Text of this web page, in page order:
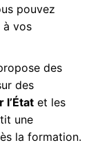
pouvez
à vos
des
des
et les
une
la formation.